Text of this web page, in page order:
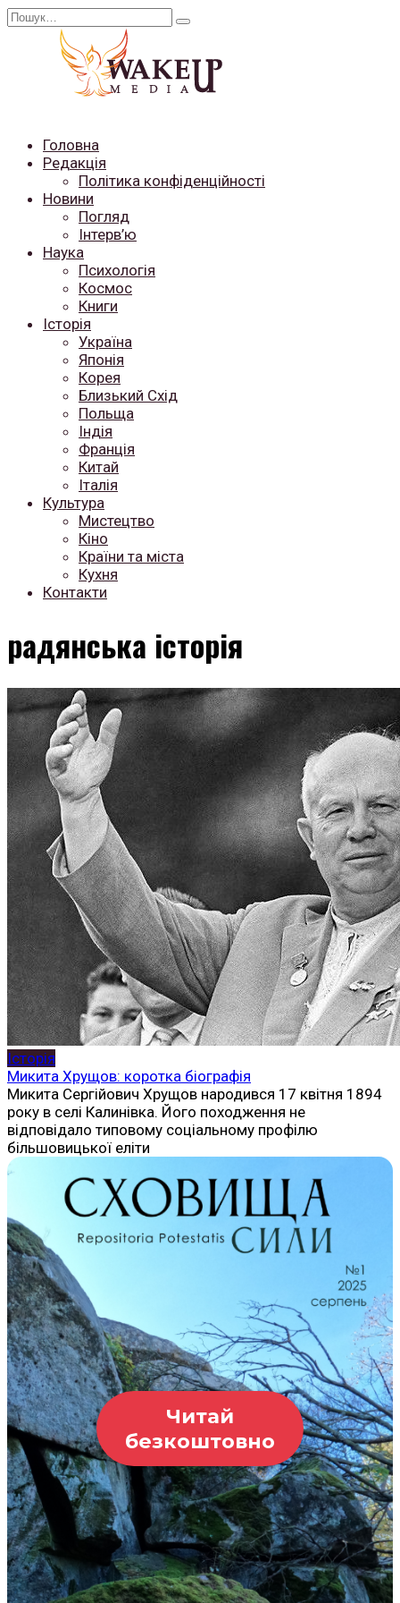
Перейти
Search
Головна
Редакція
Політика конфіденційності
Новини
Погляд
Інтерв’ю
Наука
Психологія
Космос
Книги
Історія
Україна
Японія
Корея
Близький Схід
Польща
Індія
Франція
Китай
Італія
Культура
Мистецтво
Кіно
Країни та міста
Кухня
Контакти
радянська історія
Історія
Микита Хрущов: коротка біографія
Микита Сергійович Хрущов народився 17 квітня 1894
року в селі Калинівка. Його походження не
відповідало типовому соціальному профілю
більшовицької еліти
Читай
безкоштовно